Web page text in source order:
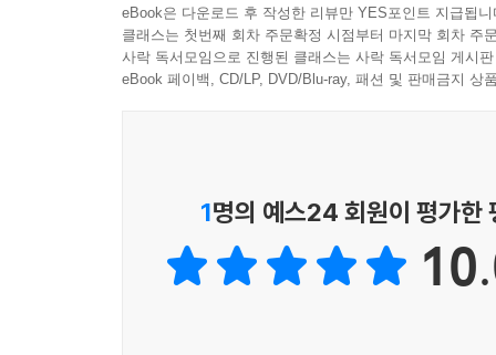
eBook은 다운로드 후 작성한 리뷰만 YES포인트 지급됩니
클래스는 첫번째 회차 주문확정 시점부터 마지막 회차 주
사락 독서모임으로 진행된 클래스는 사락 독서모임 게시
eBook 페이백, CD/LP, DVD/Blu-ray, 패션 및 판매금지 상
1명의 예스24 회원이 평가한